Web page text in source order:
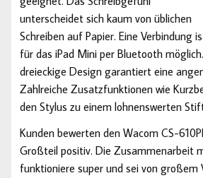
unterscheidet sich kaum von üblichen
Schreiben auf Papier. Eine Verbindung
für das iPad Mini per Bluetooth
dreieckige Design garantiert eine
Zahlreiche Zusatzfunktionen wie
den Stylus zu einem lohnenswerten
Kunden bewerten den Wacom CS-
Großteil positiv. Die Zusammenarbeit
funktioniere super und sei von großem